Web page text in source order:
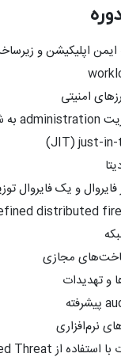
ایمن اپلیکیشن و
امنیتی
administrationبه
just-
(
JIT
)
فایروال و یک فایروال
distributed
مجازی
و تهدیدات
پیشرفته
نرم‌افزاری
استفاده از Threat